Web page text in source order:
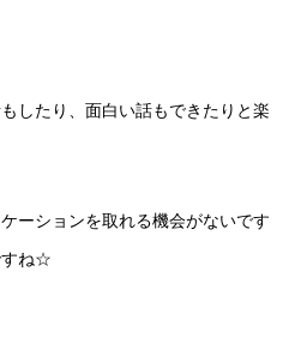
したり、面白い話もできたりと楽
ーションを取れる機会がないです
すね☆